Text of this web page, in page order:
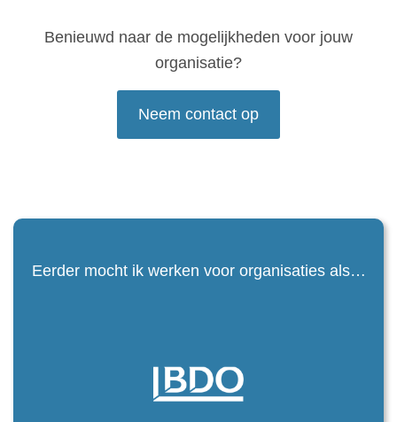
Benieuwd naar de mogelijkheden voor jouw
organisatie?
Neem contact op
Eerder mocht ik werken voor organisaties als…